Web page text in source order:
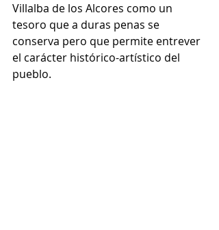
Villalba de los Alcores como un
tesoro que a duras penas se
conserva pero que permite entrever
el carácter histórico-artístico del
pueblo.